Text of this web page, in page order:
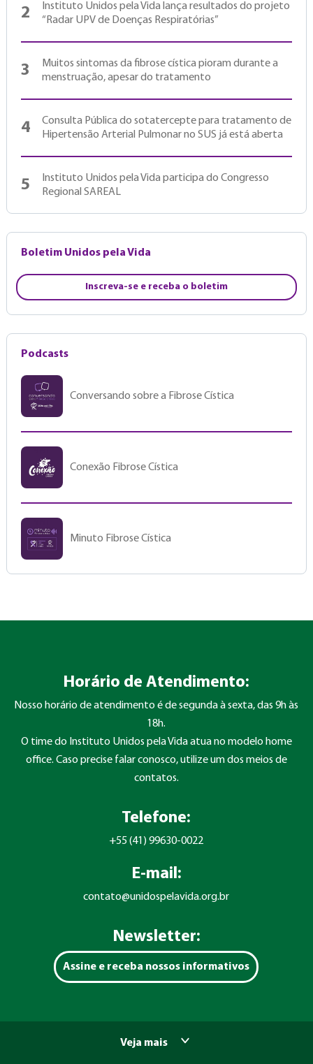
2
Instituto Unidos pela Vida lança resultados do projeto
“Radar UPV de Doenças Respiratórias”
3
Muitos sintomas da fibrose cística pioram durante a
menstruação, apesar do tratamento
4
Consulta Pública do sotatercepte para tratamento de
Hipertensão Arterial Pulmonar no SUS já está aberta
5
Instituto Unidos pela Vida participa do Congresso
Regional SAREAL
Boletim Unidos pela Vida
Inscreva-se e receba o boletim
Podcasts
Conversando sobre a Fibrose Cística
Conexão Fibrose Cística
Minuto Fibrose Cística
Horário de Atendimento:
Nosso horário de atendimento é de segunda à sexta, das 9h às
18h.
O time do Instituto Unidos pela Vida atua no modelo home
office. Caso precise falar conosco, utilize um dos meios de
contatos.
Telefone:
+55 (41) 99630-0022
E-mail:
contato@unidospelavida.org.br
Newsletter:
Assine e receba nossos informativos
Veja mais